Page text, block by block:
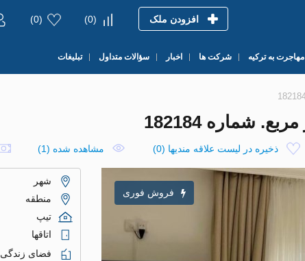
افزودن ملک (
0
)
(
0
)
مهاجرت به ترکیه شرکت ها اخبار سؤالات متداول تبلیغات
ذخیره در لیست علاقه مندیها (
0
) مشاهده شده (1)
فروش فوری
شهر
منطقه
تیپ
اتاقها
فضای زندگی